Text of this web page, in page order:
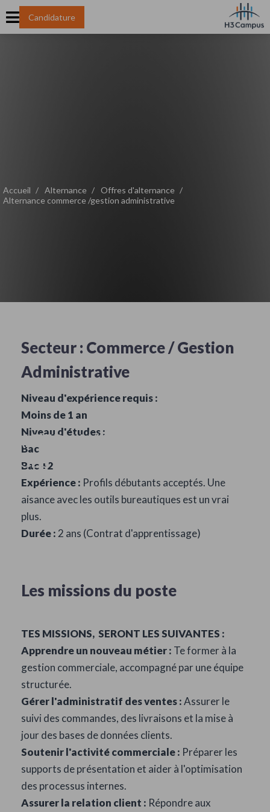
Candidature
ALTERNANCE COMMERCE
/GESTION ADMINISTRATIVE
Accueil Alternance
Offres d'alternance
Alternance commerce /gestion administrative
Secteur : Commerce / Gestion
Administrative
Niveau d'expérience requis :
Moins de 1 an
Niveau d'études :
Bac
Bac +2
Expérience : Profils débutants acceptés. Une
aisance avec les outils bureautiques est un vrai
plus.
Durée : 2 ans (Contrat d'apprentissage)
Les missions du poste
TES MISSIONS, SERONT LES SUIVANTES :
Apprendre un nouveau métier : Te former à la
gestion commerciale, accompagné par une équipe
structurée.
Gérer l'administratif des ventes :Assurer le
suivi des commandes, des livraisons et la mise à
jour des bases de données clients.
Soutenir l'activité commerciale : Préparer les
supports de présentation et aider à l'optimisation
des processus internes.
Assurer la relation client : Répondre aux